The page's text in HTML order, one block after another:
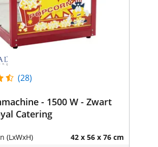
(28)
- 1500 W - Zwart
Catering
(LxWxH) 42 x 56 x 76 cm